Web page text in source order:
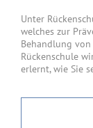
Unter
welches zur
Behandlung
Rückenschule
erlernt, wie Sie